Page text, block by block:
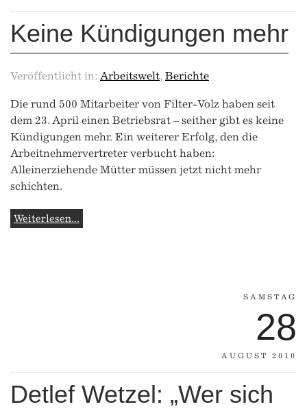
Keine Kündigungen mehr
Veröffentlicht in: Arbeitswelt, Berichte
Die rund 500 Mitarbeiter von Filter-Volz haben seit
dem 23. April einen Betriebsrat – seither gibt es keine
Kündigungen mehr. Ein weiterer Erfolg, den die
Arbeitnehmervertreter verbucht haben:
Alleinerziehende Mütter müssen jetzt nicht mehr
schichten.
Weiterlesen...
SAMSTAG
28
AUGUST 2010
Detlef Wetzel: „Wer sich